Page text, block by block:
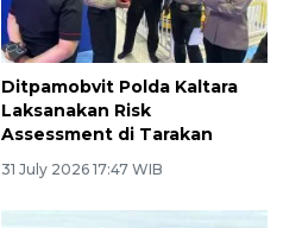
Ditpamobvit Polda Kaltara
Laksanakan Risk
Assessment di Tarakan
31 July 2026 17:47 WIB